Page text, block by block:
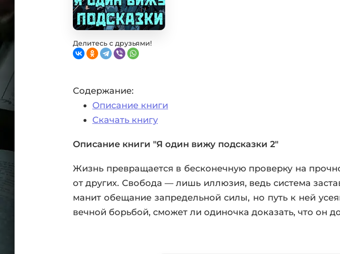
Делитесь с друзьями!
Содержание:
Описание книги
Скачать книгу
Описание книги "Я один вижу подсказки 2"
Жизнь превращается в бесконечную проверку на
от других. Свобода — лишь иллюзия, ведь система
манит обещание запредельной силы, но путь к ней
вечной борьбой, сможет ли одиночка доказать, что он